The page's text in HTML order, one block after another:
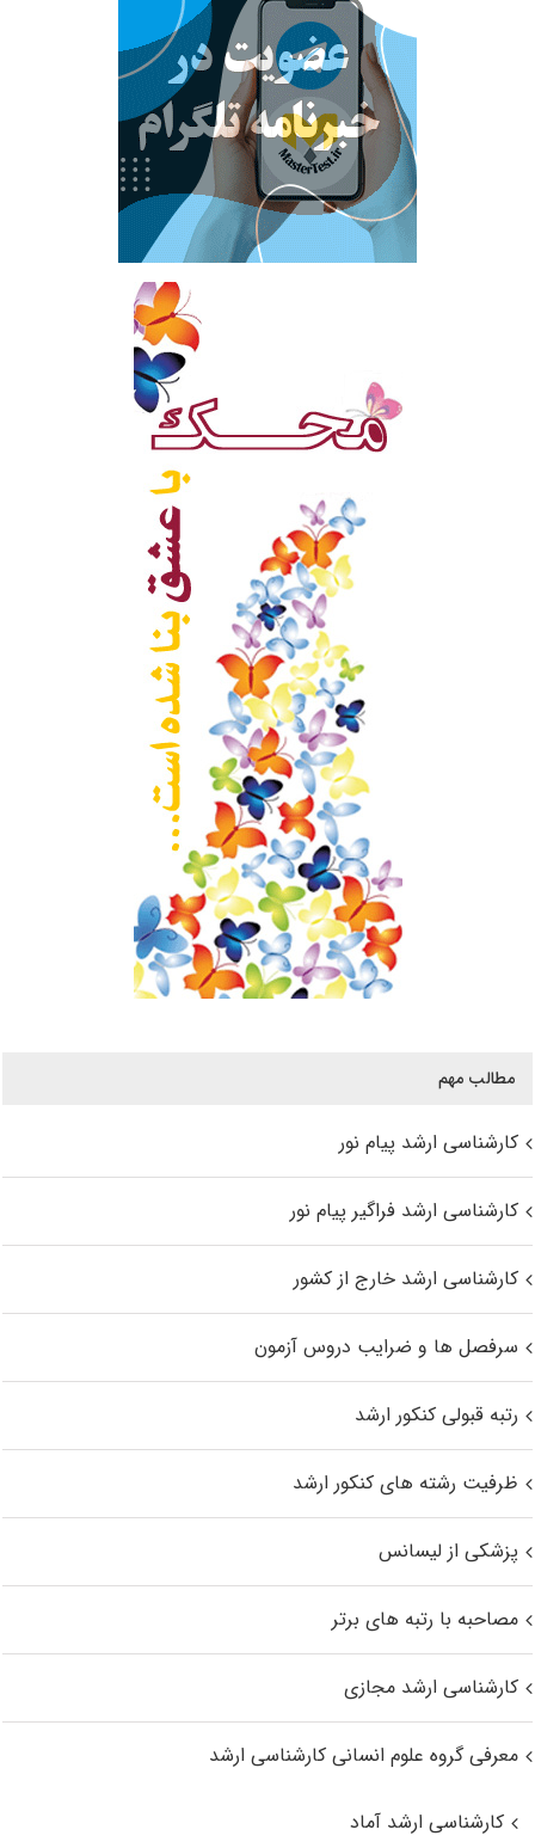
مطالب مهم
کارشناسی ارشد پیام نور
کارشناسی ارشد فراگیر پیام نور
کارشناسی ارشد خارج از کشور
سرفصل ها و ضرایب دروس آزمون
رتبه قبولی کنکور ارشد
ظرفیت رشته های کنکور ارشد
پزشکی از لیسانس
مصاحبه با رتبه های برتر
کارشناسی ارشد مجازی
معرفی گروه علوم انسانی کارشناسی ارشد
کارشناسی ارشد آماد